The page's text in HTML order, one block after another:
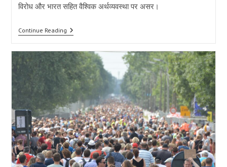
विरोध और भारत सहित वैश्विक अर्थव्यवस्था पर असर।
Continue Readingकनाडा-
ट्रम्प
विवाद:
टैरिफ
से
तनाव,
भारत-
दुनिया
पर
असर